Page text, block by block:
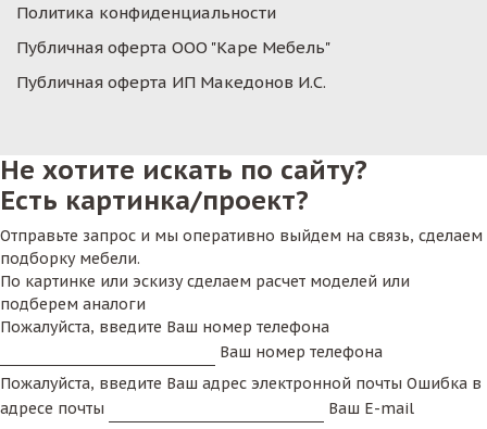
Политика конфиденциальности
Публичная оферта ООО "Каре Мебель"
Публичная оферта ИП Македонов И.С.
Не хотите искать по сайту?
Есть картинка/проект?
Отправьте запрос и мы оперативно выйдем на связь, сделаем
подборку мебели.
По картинке или эскизу сделаем расчет моделей или
подберем аналоги
Пожалуйста, введите Ваш номер телефона
Ваш номер телефона
Пожалуйста, введите Ваш адрес электронной почты Ошибка в
адресе почты
Ваш E-mail